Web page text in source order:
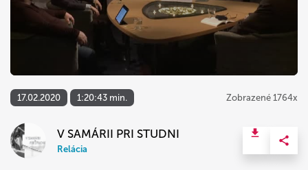
17.02.2020 1:20:43 min. Zobrazené 1764x
V SAMÁRII PRI STUDNI
Relácia